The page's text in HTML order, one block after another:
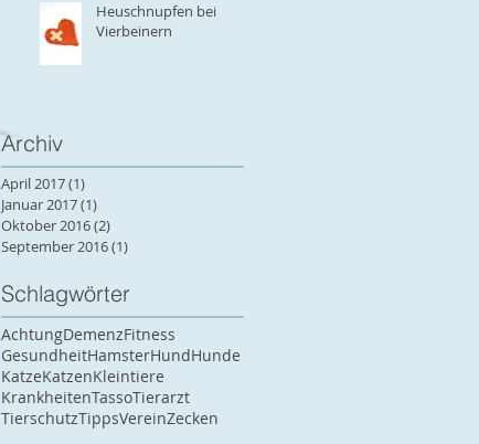
Heuschnupfen bei
Vierbeinern
Archiv
April 2017(1)
Januar 2017(1)
Oktober 2016(2)
September 2016(1)
Schlagwörter
AchtungDemenzFitness
GesundheitHamsterHundHunde
KatzeKatzenKleintiere
KrankheitenTassoTierarzt
TierschutzTippsVereinZecken